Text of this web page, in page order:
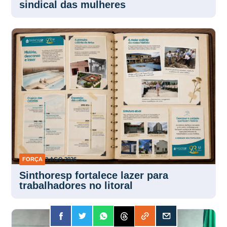
sindical das mulheres
FORÇA 3 AGO 2026
Sinthoresp fortalece lazer para
trabalhadores no litoral